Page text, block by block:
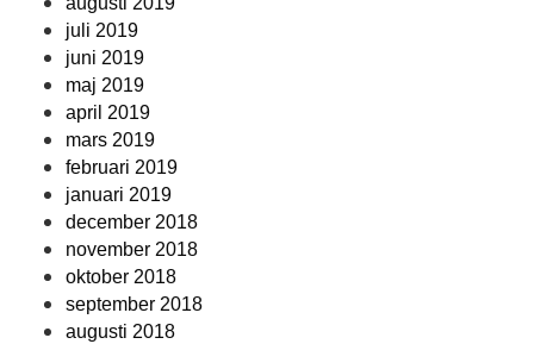
juli 2019
juni 2019
maj 2019
april 2019
mars 2019
februari 2019
januari 2019
december 2018
november 2018
oktober 2018
september 2018
augusti 2018